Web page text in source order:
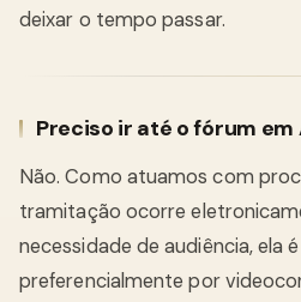
deixar o tempo passar.
Preciso ir até o fórum em
Não. Como atuamos com
tramitação ocorre
necessidade de audiência, ela
preferencialmente por